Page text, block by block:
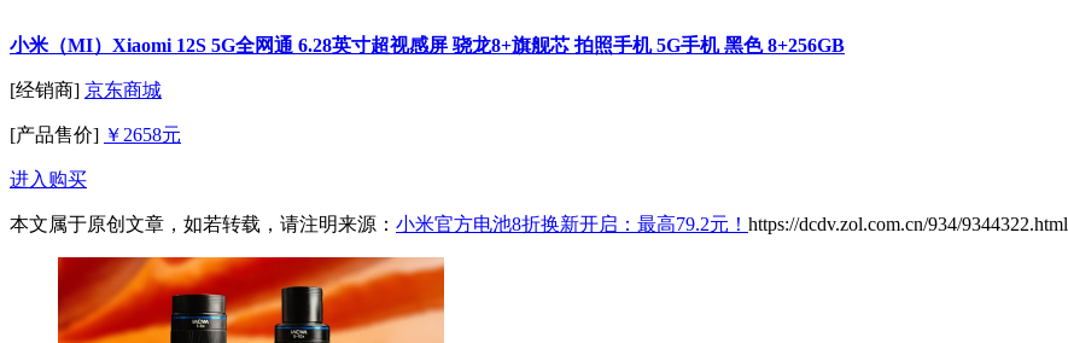
小米（MI）Xiaomi 12S 5G全网通 6.28英寸超视感屏 骁龙8+旗舰芯 拍照手机 5G手机 黑色 8+256GB
[经销商] 京东商城
[产品售价] ￥2658元
进入购买
本文属于原创文章，如若转载，请注明来源： 小米官方电池8折换新开启：最高79.2元！ https://dcdv.zol.com.cn/934/9344322.html